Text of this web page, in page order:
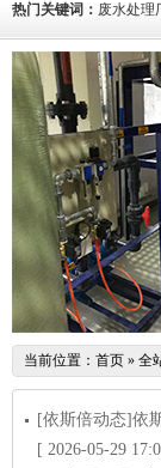
热门关键词： 废水处理
处理 | 污水处理工程
当前位置： 首页 » 全
[依斯倍动态]依
[ 2026-05-29